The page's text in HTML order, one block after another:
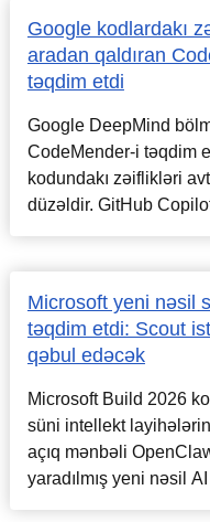
Google kodlardakı
aradan qaldıran
təqdim etdi
Google DeepMind
CodeMender-i təqdim
kodundakı zəiflikləri
düzəldir. GitHub
Microsoft yeni nəsil
təqdim etdi: Scout
qəbul edəcək
Microsoft Build 2026
süni intellekt
açıq mənbəli
yaradılmış yeni nəsil